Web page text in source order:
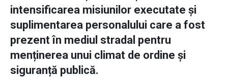
intensificarea misiunilor executate și
suplimentarea personalului care a fost
prezent în mediul stradal pentru
menținerea unui climat de ordine și
siguranță publică.